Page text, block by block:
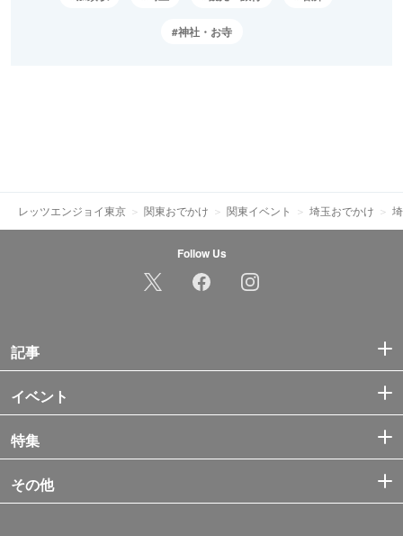
神社・お寺
レッツエンジョイ東京 関東おでかけ 関東イベント 埼玉おでかけ
Follow Us
記事
イベント
特集
その他